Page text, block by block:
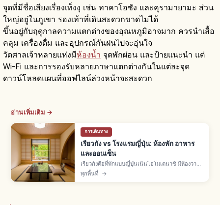
จุดที่มีชื่อเสียงเรื่องเท็งงุ เช่น ทาคาโอซัง และคุรามายามะ ส่วน
ใหญ่อยู่ในภูเขา รองเท้าที่เดินสะดวกขาดไม่ได้
ขึ้นอยู่กับฤดูกาลความแตกต่างของอุณหภูมิอาจมาก ควรนำเสื้อ
คลุม เครื่องดื่ม และอุปกรณ์กันฝนไปจะอุ่นใจ
วัดศาลเจ้าหลายแห่งมีห้องน้ำ จุดพักผ่อน และป้ายแนะนำ แต่
Wi-Fi และการรองรับหลายภาษาแตกต่างกันในแต่ละจุด
ดาวน์โหลดแผนที่ออฟไลน์ล่วงหน้าจะสะดวก
อ่านเพิ่มเติม →
การเดินทาง
เรียวกัง vs โรงแรมญี่ปุ่น: ห้องพัก อาหาร
และออนเซ็น
เรียวกังคือที่พักแบบญี่ปุ่นเน้นโอโมเตนาชิ มีห้องวา
ชิตสึทาทามิ ออนเซ็น ยูกาตะ และอาหารไคเซกิ ส่วน
โรงแรมมีหลายแบบทั้งธุรกิจ-ซิตี้-รีสอร์ท อิสระ
ทุกพื้นที่ →